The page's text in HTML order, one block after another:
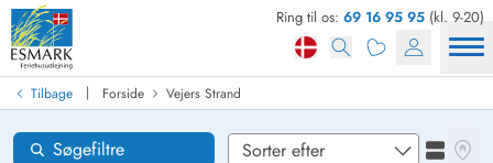
Ring til os: 69 16 95 95 (kl. 9-20)
Tilbage | Forside Vejers Strand
Søgefiltre
Se
Find sommerhus
Ankomst
Områder